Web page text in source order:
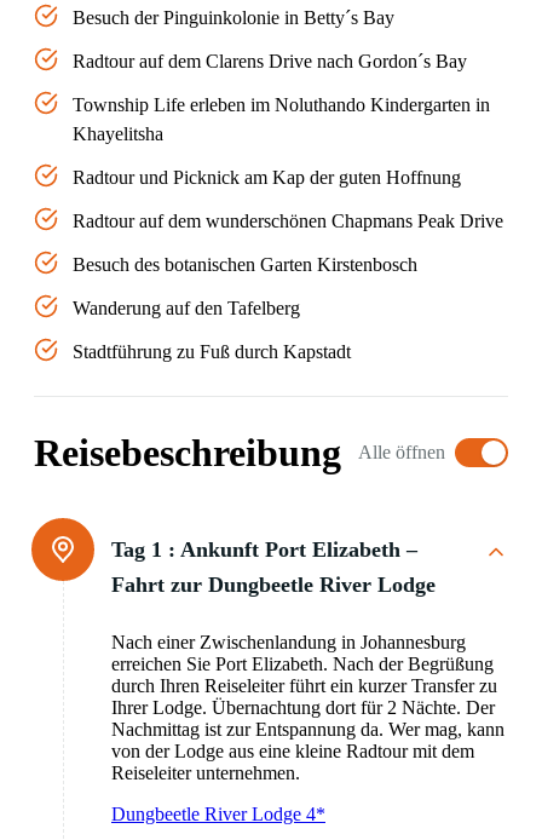
Besuch der Pinguinkolonie in Betty´s Bay
Radtour auf dem Clarens Drive nach Gordon´s Bay
Township Life erleben im Noluthando Kindergarten in
Khayelitsha
Radtour und Picknick am Kap der guten Hoffnung
Radtour auf dem wunderschönen Chapmans Peak Drive
Besuch des botanischen Garten Kirstenbosch
Wanderung auf den Tafelberg
Stadtführung zu Fuß durch Kapstadt
Reisebeschreibung Alle öffnen
Tag 1 : Ankunft Port Elizabeth –
Fahrt zur Dungbeetle River Lodge
Nach einer Zwischenlandung in Johannesburg
erreichen Sie Port Elizabeth. Nach der Begrüßung
durch Ihren Reiseleiter führt ein kurzer Transfer zu
Ihrer Lodge. Übernachtung dort für 2 Nächte. Der
Nachmittag ist zur Entspannung da. Wer mag, kann
von der Lodge aus eine kleine Radtour mit dem
Reiseleiter unternehmen.
Dungbeetle River Lodge 4*